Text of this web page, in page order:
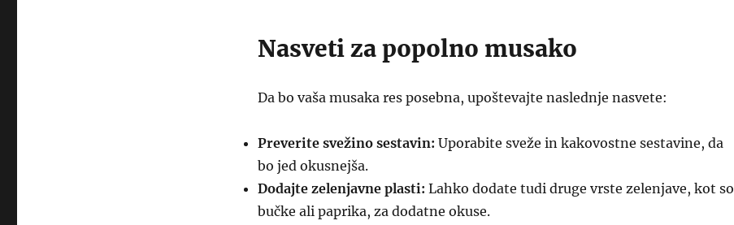
Nasveti za popolno musako
Da bo vaša musaka res posebna, upoštevajte naslednje nasvete:
Preverite svežino sestavin: Uporabite sveže in kakovostne sestavine, da
bo jed okusnejša.
Dodajte zelenjavne plasti: Lahko dodate tudi druge vrste zelenjave, kot so
bučke ali paprika, za dodatne okuse.